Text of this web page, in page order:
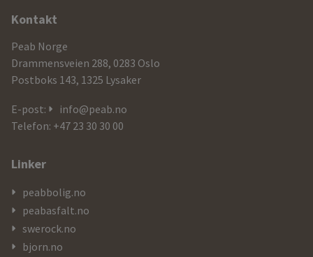
Ytterligere
informasjon
og
kontaktdetaljer
Kontakt
Peab Norge
Drammensveien 288, 0283 Oslo
Postboks 143, 1325 Lysaker
E-post:
info@peab.no
Telefon: +47 23 30 30 00
Linker
peabbolig.no
peabasfalt.no
swerock.no
bjorn.no